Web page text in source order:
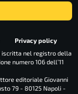
Privacy policy
iscritta nel registro della
numero 106 dell’11
editoriale Giovanni
79 - 80125 Napoli -